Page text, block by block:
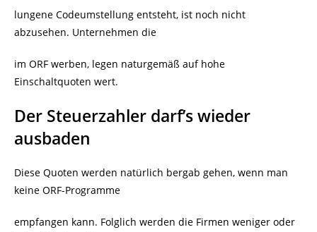
lungene Codeumstellung entsteht, ist noch nicht
abzusehen. Unternehmen die
im ORF werben, legen naturgemäß auf hohe
Einschaltquoten wert.
Der Steuerzahler darf’s wieder
ausbaden
Diese Quoten werden natürlich bergab gehen, wenn man
keine ORF-Programme
empfangen kann. Folglich werden die Firmen weniger oder